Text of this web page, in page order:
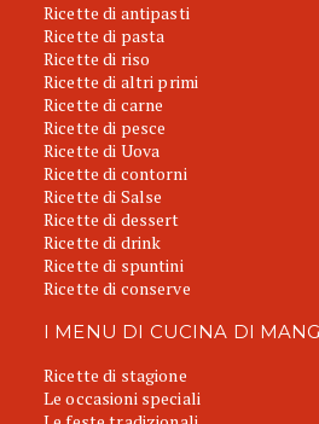
Ricette di antipasti
Ricette di pasta
Ricette di riso
Ricette di altri primi
Ricette di carne
Ricette di pesce
Ricette di Uova
Ricette di contorni
Ricette di Salse
Ricette di dessert
Ricette di drink
Ricette di spuntini
Ricette di conserve
I MENU DI CUCINA DI
Ricette di stagione
Le occasioni speciali